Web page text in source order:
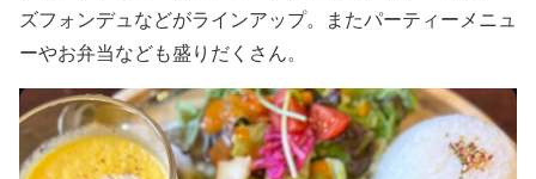
ズフォンデュなどがラインアップ。またパーティーメニュ
ーやお弁当なども盛りだくさん。